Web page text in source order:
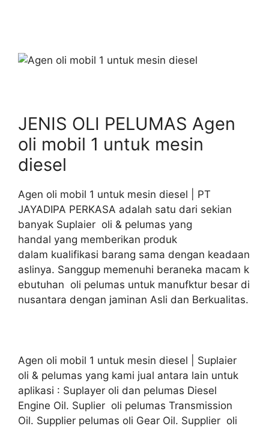
JENIS OLI PELUMAS Agen
oli mobil 1 untuk mesin
diesel
Agen oli mobil 1 untuk mesin diesel | PT
JAYADIPA PERKASA adalah satu dari sekian
banyak Suplaier oli & pelumas yang
handal yang memberikan produk
dalam kualifikasi barang sama dengan keadaan
aslinya. Sanggup memenuhi beraneka macam k
ebutuhan oli pelumas untuk manufktur besar di
nusantara dengan jaminan Asli dan Berkualitas.
Agen oli mobil 1 untuk mesin diesel | Suplaier
oli & pelumas yang kami jual antara lain untuk
aplikasi : Suplayer oli dan pelumas Diesel
Engine Oil. Suplier oli pelumas Transmission
Oil. Supplier pelumas oli Gear Oil. Supplier oli